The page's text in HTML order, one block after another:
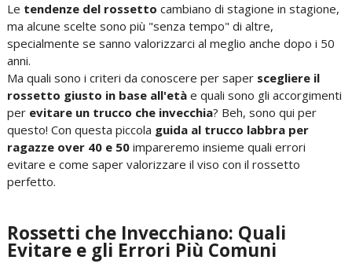
Le tendenze del rossetto cambiano di stagione in stagione,
ma alcune scelte sono più "senza tempo" di altre,
specialmente se sanno valorizzarci al meglio anche dopo i 50
anni.
Ma quali sono i criteri da conoscere per saper scegliere il
rossetto giusto in base all'etàe quali sono gli accorgimenti
per evitare un trucco che invecchia? Beh, sono qui per
questo! Con questa piccola guida al trucco labbra per
ragazze over 40 e 50impareremo insieme quali errori
evitare e come saper valorizzare il viso con il rossetto
perfetto.
Rossetti che Invecchiano: Quali
Evitare e gli Errori Più Comuni